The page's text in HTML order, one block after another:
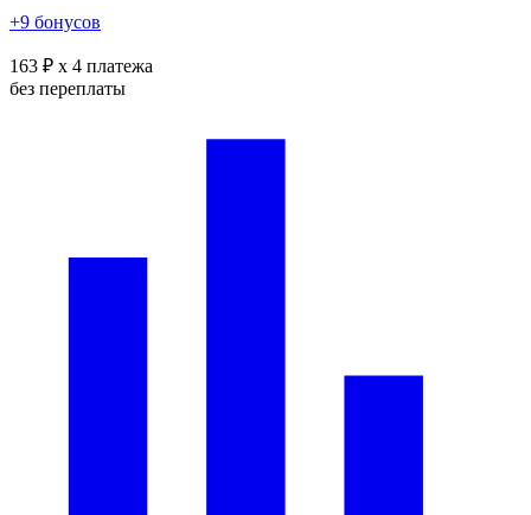
+9 бонусов
163 ₽ x 4 платежа
без переплаты